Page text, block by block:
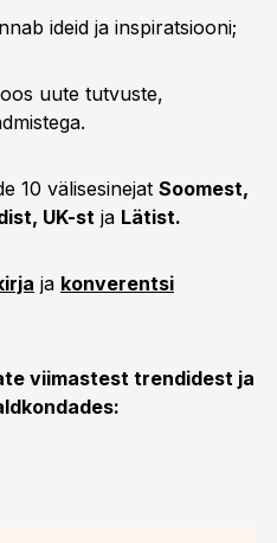
ideid ja inspiratsiooni;
uute tutvuste,
10 välisesinejat Soomest,
UK-st ja Lätist.
ja konverentsi
viimastest trendidest ja